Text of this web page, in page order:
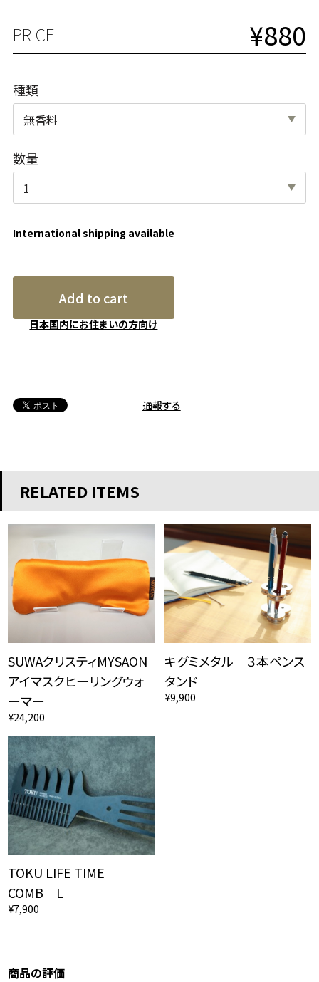
PRICE ¥880
種類
数量
International shipping available
Add to cart
日本国内にお住まいの方向け
通報する
RELATED ITEMS
SUWAクリスティMYSAON
アイマスクヒーリングウォ
ーマー
¥24,200
キグミメタル ３本ペンス
タンド
¥9,900
TOKU LIFE TIME
COMB L
¥7,900
商品の評価